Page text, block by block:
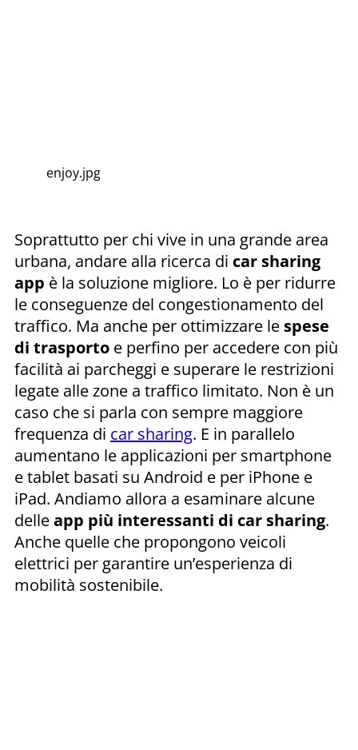
enjoy.jpg
Soprattutto per chi vive in una grande area
urbana, andare alla ricerca di car sharing
app è la soluzione migliore. Lo è per ridurre
le conseguenze del congestionamento del
traffico. Ma anche per ottimizzare le spese
di trasporto e perfino per accedere con più
facilità ai parcheggi e superare le restrizioni
legate alle zone a traffico limitato. Non è un
caso che si parla con sempre maggiore
frequenza di car sharing. E in parallelo
aumentano le applicazioni per smartphone
e tablet basati su Android e per iPhone e
iPad. Andiamo allora a esaminare alcune
delleapp più interessanti di car sharing.
Anche quelle che propongono veicoli
elettrici per garantire un’esperienza di
mobilità sostenibile.